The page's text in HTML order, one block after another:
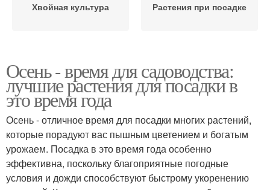
Хвойная культура Растения при посадке
Осень - время для садоводства:
лучшие растения для посадки в
это время года
Осень - отличное время для посадки многих растений,
которые порадуют вас пышным цветением и богатым
урожаем. Посадка в это время года особенно
эффективна, поскольку благоприятные погодные
условия и дожди способствуют быстрому укоренению